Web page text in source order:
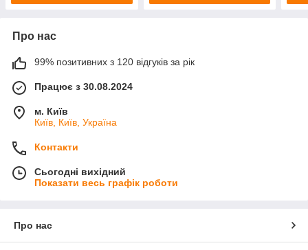
Про нас
99% позитивних з 120 відгуків за рік
Працює з 30.08.2024
м. Київ
Київ, Київ, Україна
Контакти
Сьогодні вихідний
Показати весь графік роботи
Про нас